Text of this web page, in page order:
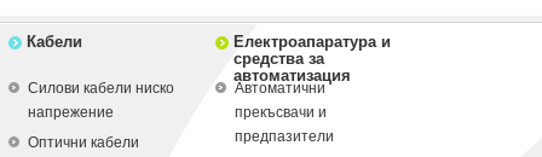
Кабели
Силови кабели ниско
напрежение
Оптични кабели
Електроапаратура и
средства за
автоматизация
Автоматични
прекъсвачи и
предпазители